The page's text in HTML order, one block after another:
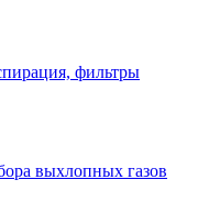
фильтры
выхлопных газов